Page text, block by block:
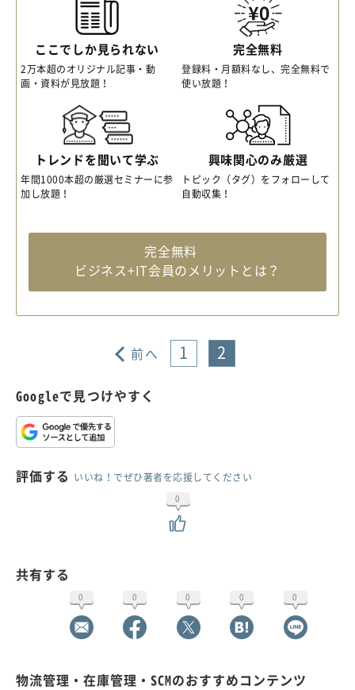
ここでしか見られない
2万本超のオリジナル記事・動
画・資料が見放題！
完全無料
登録料・月額料なし、完全無料で
使い放題！
トレンドを聞いて学ぶ
年間1000本超の厳選セミナーに参
加し放題！
興味関心のみ厳選
トピック（タグ）をフォローして
自動収集！
完全無料
ビジネス+IT会員のメリットとは？
前へ 1 2
Googleで見つけやすく
評価する いいね！でぜひ著者を応援してください
0
共有する
0 0 0 0 0
物流管理・在庫管理・SCMのおすすめコンテンツ